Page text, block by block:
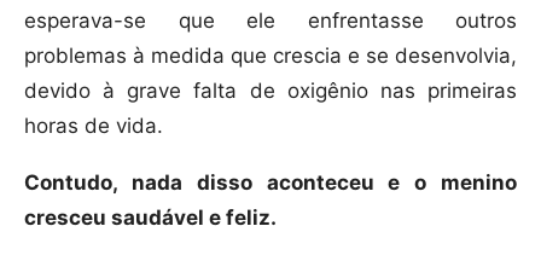
esperava-se que ele enfrentasse outros
problemas à medida que crescia e se desenvolvia,
devido à grave falta de oxigênio nas primeiras
horas de vida.
Contudo, nada disso aconteceu e o menino
cresceu saudável e feliz.